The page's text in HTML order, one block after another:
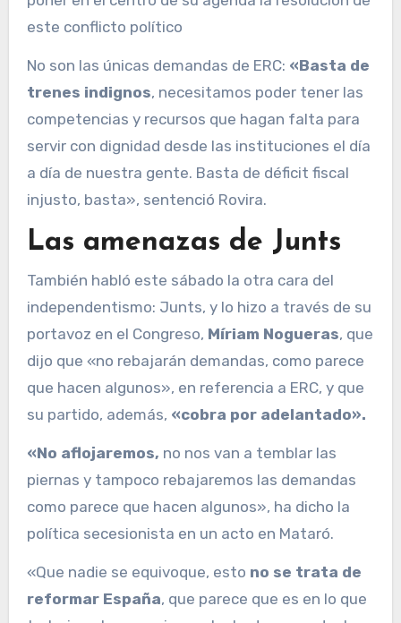
este conflicto político
No son las únicas demandas de ERC: «Basta de
trenes indignos, necesitamos poder tener las
competencias y recursos que hagan falta para
servir con dignidad desde las instituciones el día
a día de nuestra gente. Basta de déficit fiscal
injusto, basta», sentenció Rovira.
Las amenazas de Junts
También habló este sábado la otra cara del
independentismo: Junts, y lo hizo a través de su
portavoz en el Congreso, Míriam Nogueras, que
dijo que «no rebajarán demandas, como parece
que hacen algunos», en referencia a ERC, y que
su partido, además, «cobra por adelantado».
«No aflojaremos, no nos van a temblar las
piernas y tampoco rebajaremos las demandas
como parece que hacen algunos», ha dicho la
política secesionista en un acto en Mataró.
«Que nadie se equivoque, esto no se trata de
reformar España, que parece que es en lo que